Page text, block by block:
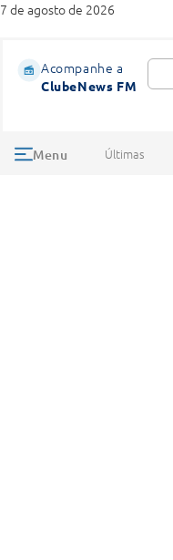
7 de agosto de 2026
Acompanhe a
ClubeNews FM
Menu Últimas